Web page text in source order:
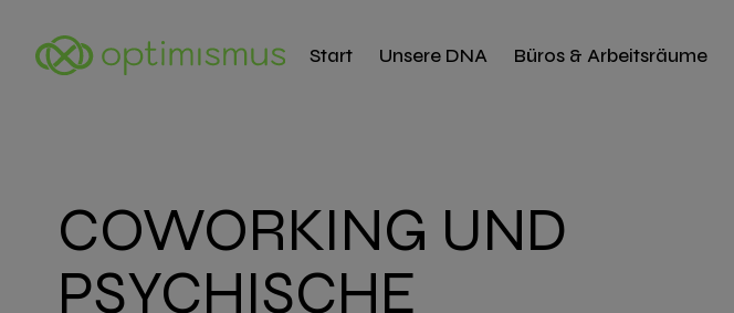
Start Unsere DNA Büros & Arbeitsräume
COWORKING UND
PSYCHISCHE